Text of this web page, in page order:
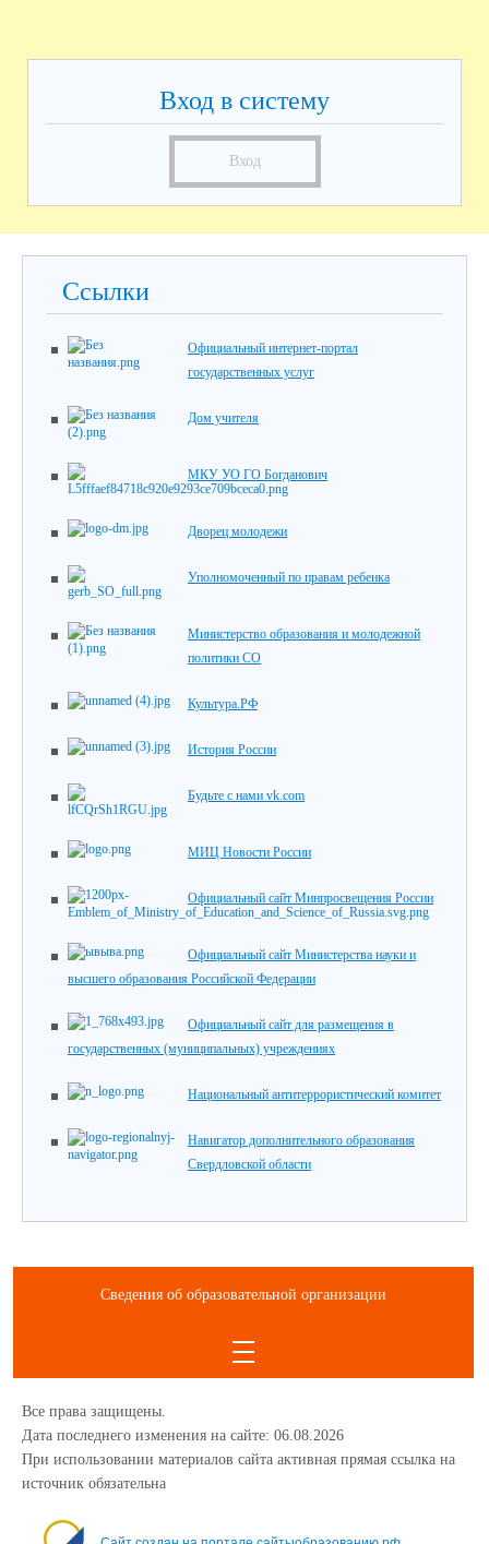
Вход в систему
Вход
Ссылки
Официальный интернет-портал
государственных услуг
Дом учителя
МКУ УО ГО Богданович
Дворец молодежи
Уполномоченный по правам ребенка
Министерство образования и молодежной
политики СО
Культура.РФ
История России
Будьте с нами vk.com
МИЦ Новости России
Официальный сайт Минпросвещения России
Официальный сайт Министерства науки и
высшего образования Российской Федерации
Официальный сайт для размещения в
государственных (муниципальных) учреждениях
Национальный антитеррористический комитет
Навигатор дополнительного образования
Свердловской области
Сведения об образовательной организации
Все права защищены.
Дата последнего изменения на сайте: 06.08.2026
При использовании материалов сайта активная прямая ссылка на
источник обязательна